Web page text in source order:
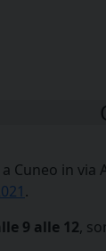
Cuneo in via
.
9 alle 12,